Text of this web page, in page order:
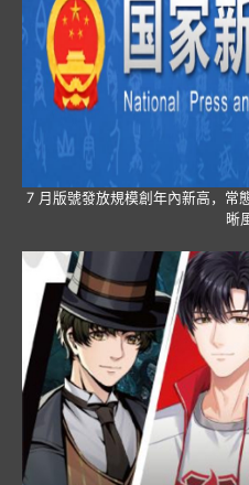
7 月版號發放規模創年內新高，常
晰